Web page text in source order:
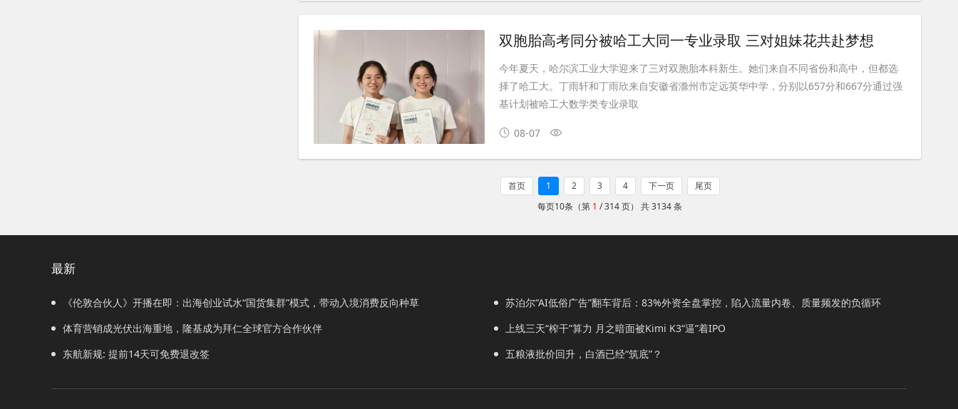
双胞胎高考同分被哈工大同一专业录取 三对姐妹花共赴梦想
今年夏天，哈尔滨工业大学迎来了三对双胞胎本科新生。她们来自不同省份和高中，但都选
择了哈工大。丁雨轩和丁雨欣来自安徽省滁州市定远英华中学，分别以657分和667分通过强
基计划被哈工大数学类专业录取
08-07
首页 1 2 3 4 下一页
尾页
每页10条（第 1 / 314 页） 共 3134 条
最新
《伦敦合伙人》开播在即：出海创业试水“国货集群”模式，带动入境消费反向种草
苏泊尔“AI低俗广告”翻车背后：83%外资全盘掌控，陷入流量内卷、质量频发的负循环
体育营销成光伏出海重地，隆基成为拜仁全球官方合作伙伴
上线三天“榨干”算力 月之暗面被Kimi K3“逼”着IPO
东航新规: 提前14天可免费退改签
五粮液批价回升，白酒已经“筑底”？